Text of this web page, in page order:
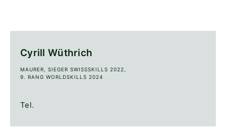
Cyrill Wüthrich
MAURER, SIEGER SWISSSKILLS 2022,
9. RANG WORLDSKILLS 2024
Tel.